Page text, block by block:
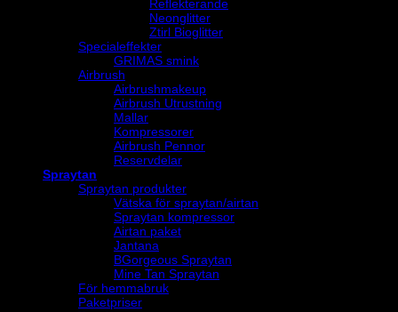
Reflekterande
Neonglitter
Ztirl Bioglitter
Specialeffekter
GRIMAS smink
Airbrush
Airbrushmakeup
Airbrush Utrustning
Mallar
Kompressorer
Airbrush Pennor
Reservdelar
Spraytan
Spraytan produkter
Vätska för spraytan/airtan
Spraytan kompressor
Airtan paket
Jantana
BGorgeous Spraytan
Mine Tan Spraytan
För hemmabruk
Paketpriser